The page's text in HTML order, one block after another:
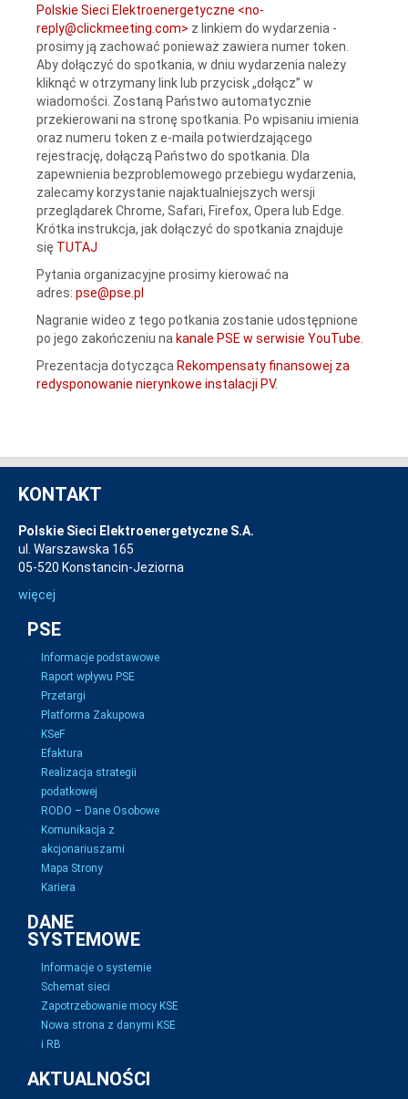
Polskie Sieci Elektroenergetyczne <no-
reply@clickmeeting.com> z linkiem do wydarzenia -
prosimy ją zachować ponieważ zawiera numer token.
Aby dołączyć do spotkania, w dniu wydarzenia należy
kliknąć w otrzymany link lub przycisk „dołącz” w‍
wiadomości. Zostaną Państwo automatycznie
przekierowani na stronę spotkania. Po wpisaniu imienia
oraz numeru token z e-maila potwierdzającego
rejestrację, dołączą Państwo do spotkania. Dla
zapewnienia bezproblemowego przebiegu wydarzenia,
zalecamy korzystanie najaktualniejszych wersji
przeglądarek Chrome, Safari, Firefox, Opera lub Edge.
Krótka instrukcja, jak dołączyć do spotkania znajduje
się TUTAJ
Pytania organizacyjne prosimy kierować na
adres: pse@pse.pl
Nagranie wideo z tego potkania zostanie udostępnione
po jego zakończeniu na kanale PSE w serwisie YouTube.
Prezentacja dotycząca Rekompensaty finansowej za
redysponowanie nierynkowe instalacji PV.
KONTAKT
Polskie Sieci Elektroenergetyczne S.A.
ul. Warszawska 165
05-520 Konstancin-Jeziorna
więcej
PSE
Informacje podstawowe
Raport wpływu PSE
Przetargi
Platforma Zakupowa
KSeF
Efaktura
Realizacja strategii
podatkowej
RODO – Dane Osobowe
Komunikacja z
akcjonariuszami
Mapa Strony
Kariera
DANE
SYSTEMOWE
Informacje o systemie
Schemat sieci
Zapotrzebowanie mocy KSE
Nowa strona z danymi KSE
i RB
AKTUALNOŚCI